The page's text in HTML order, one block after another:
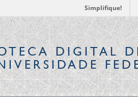
Simplifique!
DIGITAL